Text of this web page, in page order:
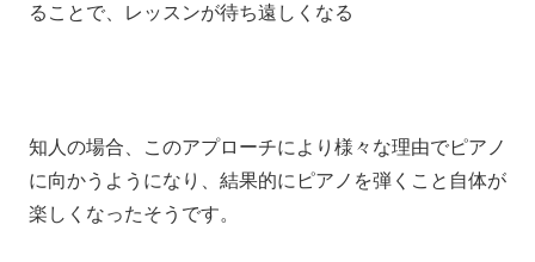
ることで、レッスンが待ち遠しくなる
知人の場合、このアプローチにより様々な理由でピアノ
に向かうようになり、結果的にピアノを弾くこと自体が
楽しくなったそうです。